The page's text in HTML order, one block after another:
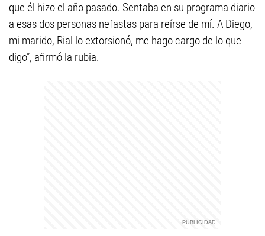
que él hizo el año pasado. Sentaba en su programa diario
a esas dos personas nefastas para reírse de mí. A Diego,
mi marido, Rial lo extorsionó, me hago cargo de lo que
digo”, afirmó la rubia.